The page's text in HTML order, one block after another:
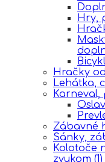
Hry,
Hračky
Lehátka,
Karneval,
Zábavné
Sánky,
Kolotoče
zvukom (1)